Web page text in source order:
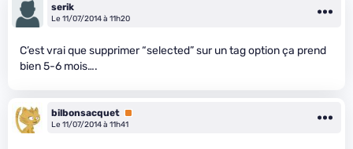
serik
Le 11/07/2014 à 11h20
C’est vrai que supprimer “selected” sur un tag option ça prend
bien 5-6 mois….
bilbonsacquet Premium
Le 11/07/2014 à 11h41